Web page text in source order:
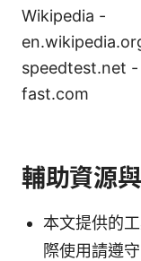
Wikipedia -
speedtest.net
fast.com
輔助資源
本文提供的
際使用請遵